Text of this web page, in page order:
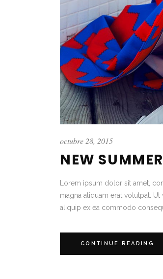
octubre 28, 2015
NEW
Lorem ipsum dolor sit amet,
magna aliquam erat volutpat.
aliquip ex ea commodo
CONTINUE READING